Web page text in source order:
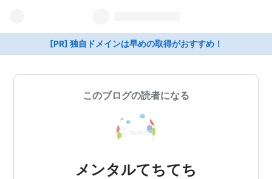
[PR] 独自ドメインは早めの取得がおすすめ！
このブログの読者になる
メンタルてちてち